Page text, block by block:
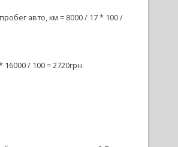
авто, км = 8000 / 17 * 100 /
/ 100 = 2720грн.